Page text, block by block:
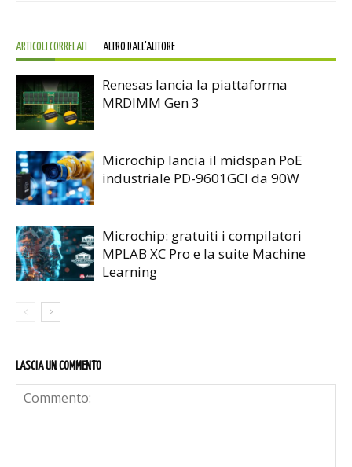
ARTICOLI CORRELATI ALTRO DALL'AUTORE
Renesas lancia la piattaforma
MRDIMM Gen 3
Microchip lancia il midspan PoE
industriale PD-9601GCI da 90W
Microchip: gratuiti i compilatori
MPLAB XC Pro e la suite Machine
Learning
LASCIA UN COMMENTO